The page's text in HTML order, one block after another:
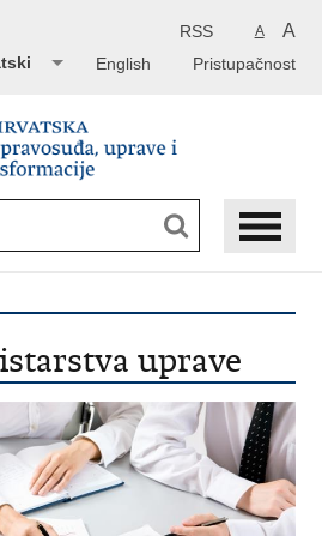
A A
RSS
Pristupačnost
English
uprave